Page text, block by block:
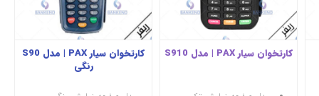
کارتخوان سیار PAX | مدل S910
کارتخوان سیار PAX | مدل S90
رنگی